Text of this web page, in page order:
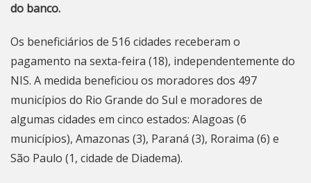
do banco.
Os beneficiários de 516 cidades receberam o
pagamento na sexta-feira (18), independentemente do
NIS. A medida beneficiou os moradores dos 497
municípios do Rio Grande do Sul e moradores de
algumas cidades em cinco estados: Alagoas (6
municípios), Amazonas (3), Paraná (3), Roraima (6) e
São Paulo (1, cidade de Diadema).